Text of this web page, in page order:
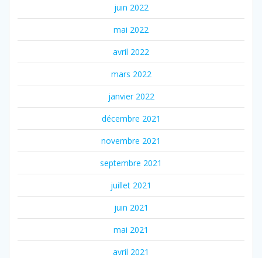
juin 2022
mai 2022
avril 2022
mars 2022
janvier 2022
décembre 2021
novembre 2021
septembre 2021
juillet 2021
juin 2021
mai 2021
avril 2021